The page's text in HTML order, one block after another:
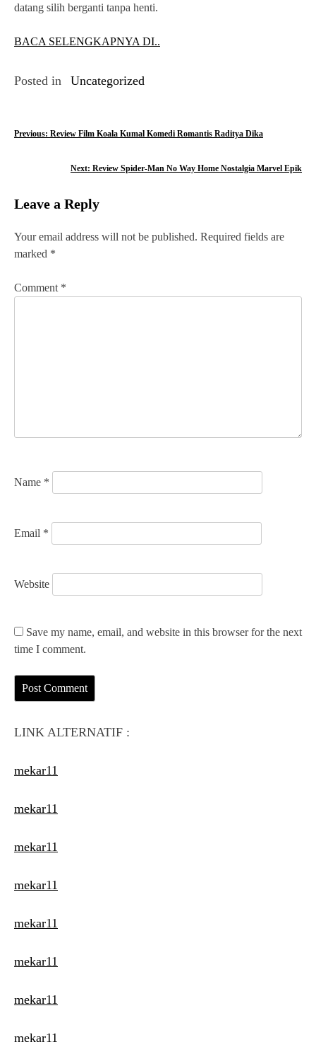
datang silih berganti tanpa henti.
BACA SELENGKAPNYA DI..
Posted in Uncategorized
P
t
n
a
v
o
Previous: Review Film Koala Kumal Komedi Romantis Raditya Dika
Next: Review Spider-Man No Way Home Nostalgia Marvel Epik
Leave a Reply
Your email address will not be published. Required fields are
marked *
Comment *
Name *
Email *
Website
Save my name, email, and website in this browser for the next
time I comment.
LINK ALTERNATIF :
mekar11
mekar11
mekar11
mekar11
mekar11
mekar11
mekar11
mekar11